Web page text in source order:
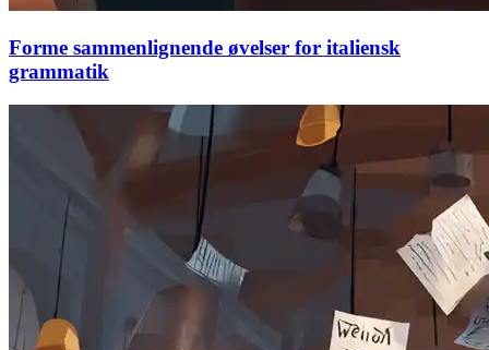
Forme sammenlignende øvelser for italiensk
grammatik